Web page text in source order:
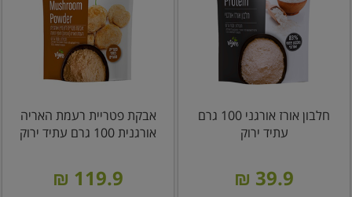
חלבון אורז אורגני 100 גרם
עתיד ירוק
39.9 ₪
אבקת פטריית רעמת האריה
אורגנית 100 גרם עתיד ירוק
119.9 ₪